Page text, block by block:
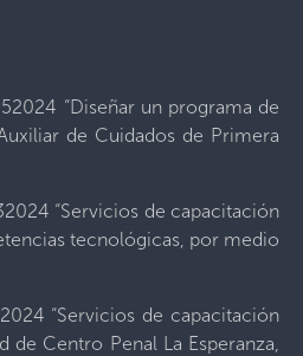
“Diseñar un programa de
de Cuidados de Primera
“Servicios de capacitación
tecnológicas, por medio
“Servicios de capacitación
de Centro Penal La Esperanza,